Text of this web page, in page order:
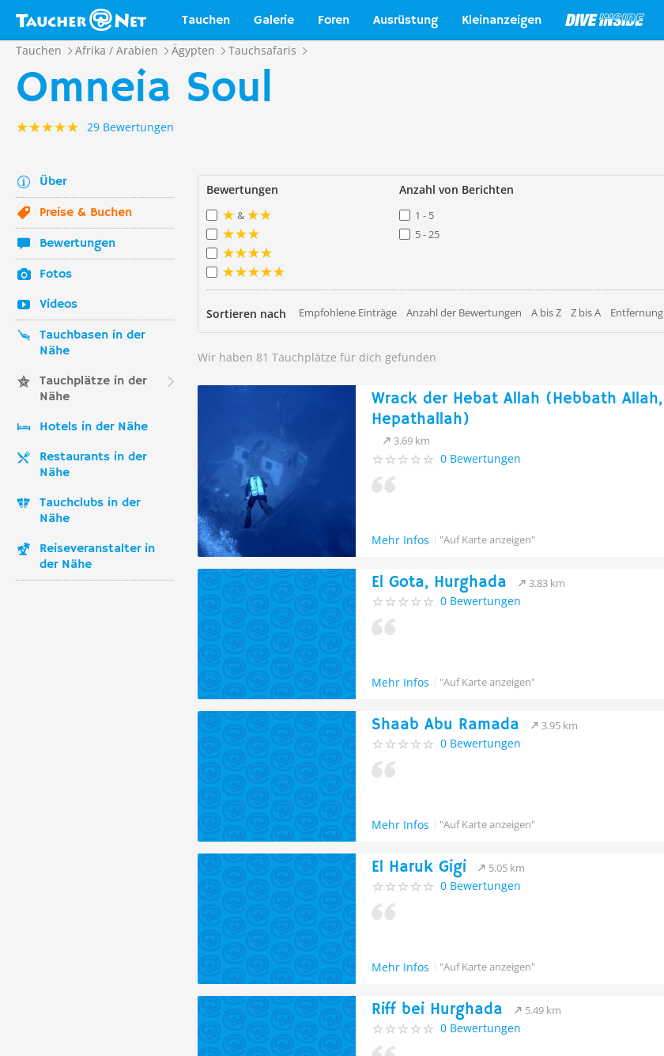
Tauchen Galerie Foren Ausrüstung Kleinanzeigen
Tauchen Afrika / Arabien Ägypten Tauchsafaris
Omneia Soul
29 Bewertungen
Über
Preise & Buchen
Bewertungen
Fotos
Videos
Tauchbasen in der
Nähe
Tauchplätze in der
Nähe
Hotels in der Nähe
Restaurants in der
Nähe
Tauchclubs in der
Nähe
Reiseveranstalter in
der Nähe
Bewertungen
&
Anzahl von Berichten
1 - 5
5 - 25
Sortieren nach Empfohlene Einträge Anzahl der Bewertungen A bis Z Z bis A Entfernung
Wir haben 81 Tauchplätze für dich gefunden
Wrack der Hebat Allah (Hebbath Allah,
Hepathallah)
3.69 km
0 Bewertungen
Mehr Infos "Auf Karte anzeigen"
El Gota, Hurghada 3.83 km
0 Bewertungen
Mehr Infos "Auf Karte anzeigen"
Shaab Abu Ramada 3.95 km
0 Bewertungen
Mehr Infos "Auf Karte anzeigen"
El Haruk Gigi 5.05 km
0 Bewertungen
Mehr Infos "Auf Karte anzeigen"
Riff bei Hurghada 5.49 km
0 Bewertungen